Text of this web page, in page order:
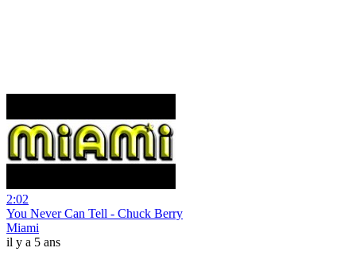
2:02
You Never Can Tell - Chuck Berry
Miami
il y a 5 ans